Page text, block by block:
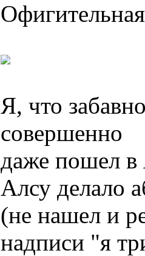
Я, что
совершенно
даже пошел в
Алсу делало
(не нашел и
надписи "я